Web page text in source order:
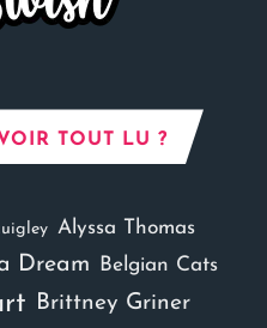
TOUT LU ?
Alyssa Thomas
Dream Belgian Cats
Brittney Griner